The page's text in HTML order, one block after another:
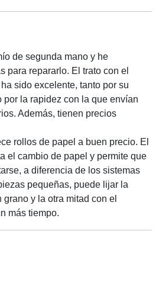
de segunda mano y he
para repararlo. El trato con el
sido excelente, tanto por su
por la rapidez con la que envían
Además, tienen precios
rollos de papel a buen precio. El
el cambio de papel y permite que
a diferencia de los sistemas
pequeñas, puede lijar la
y la otra mitad con el
más tiempo.